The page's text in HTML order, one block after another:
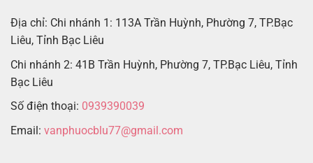
Địa chỉ: Chi nhánh 1: 113A Trần Huỳnh, Phường 7, TP.Bạc
Liêu, Tỉnh Bạc Liêu
Chi nhánh 2: 41B Trần Huỳnh, Phường 7, TP.Bạc Liêu, Tỉnh
Bạc Liêu
Số điện thoại: 0939390039
Email: vanphuocblu77@gmail.com